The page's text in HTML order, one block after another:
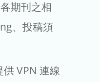
期刊之相
、投稿須
VPN 連線